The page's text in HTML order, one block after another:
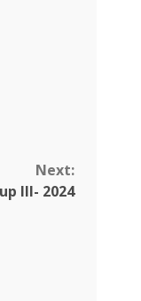
Next:
III- 2024